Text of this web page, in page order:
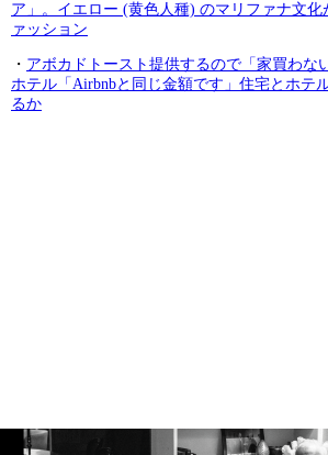
ア」。イエロー (黄色人種) のマリファナ文化
ァッション
・ アボカドトースト提供するので「家買わな
ホテル「Airbnbと同じ金額です」住宅とホテ
るか